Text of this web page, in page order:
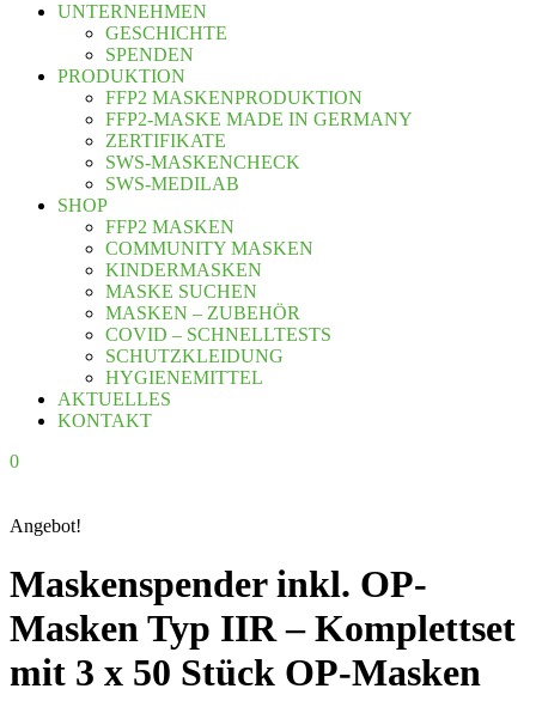
UNTERNEHMEN
GESCHICHTE
SPENDEN
PRODUKTION
FFP2 MASKENPRODUKTION
FFP2-MASKE MADE IN GERMANY
ZERTIFIKATE
SWS-MASKENCHECK
SWS-MEDILAB
SHOP
FFP2 MASKEN
COMMUNITY MASKEN
KINDERMASKEN
MASKE SUCHEN
MASKEN – ZUBEHÖR
COVID – SCHNELLTESTS
SCHUTZKLEIDUNG
HYGIENEMITTEL
AKTUELLES
KONTAKT
0
Angebot!
Maskenspender inkl. OP-
Masken Typ IIR – Komplettset
mit 3 x 50 Stück OP-Masken